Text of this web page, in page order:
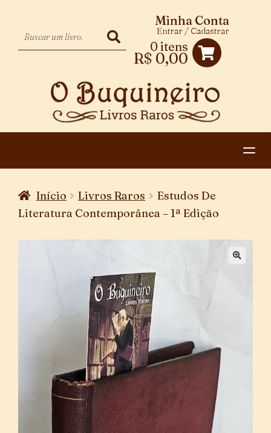
0 itens
R$ 0,00
Minha Conta
Entrar / Cadastrar
CATEGORIAS
EXPANDIR
MENU
Início Livros Raros
Estudos De
Literatura Contemporânea – 1ª Edição